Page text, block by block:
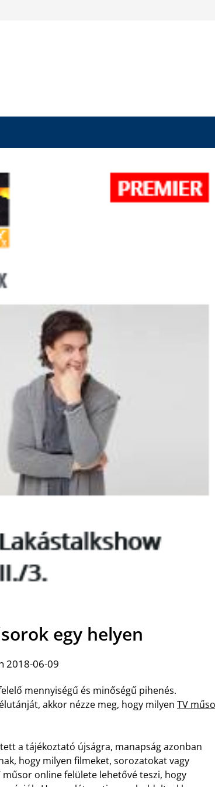
egy helyen
2018-06-09
mennyiségű és minőségű pihenés.
akkor nézze meg, hogy milyen TV
a tájékoztató újságra, manapság azonban
hogy milyen filmeket, sorozatokat vagy
műsor online felülete lehetővé teszi, hogy